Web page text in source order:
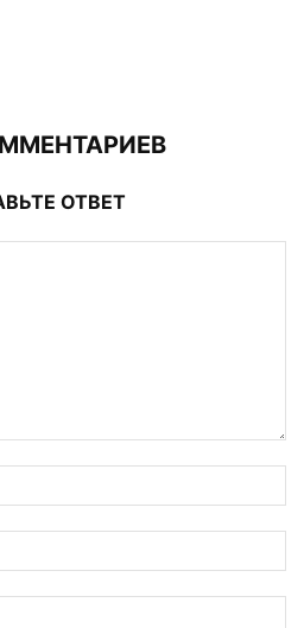
ОТВЕТ